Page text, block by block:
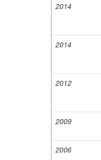
2014
2014
2012
2009
2006